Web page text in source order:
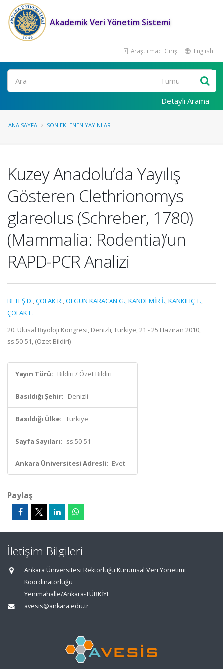
Akademik Veri Yönetim Sistemi
Araştırmacı Girişi English
Ara
Detaylı Arama
ANA SAYFA SON EKLENEN YAYINLAR
Kuzey Anadolu’da Yayılış
Gösteren Clethrionomys
glareolus (Schreber, 1780)
(Mammalia: Rodentia)’un
RAPD-PCR Analizi
BETEŞ D.,ÇOLAK R.,OLGUN KARACAN G.,KANDEMİR İ.,KANKILIÇ T.,
ÇOLAK E.
20. Ulusal Biyoloji Kongresi, Denizli, Türkiye, 21 - 25 Haziran 2010,
ss.50-51, (Özet Bildiri)
Yayın Türü: Bildiri / Özet Bildiri
Basıldığı Şehir: Denizli
Basıldığı Ülke: Türkiye
Sayfa Sayıları: ss.50-51
Ankara Üniversitesi Adresli: Evet
Paylaş
İletişim Bilgileri
Ankara Üniversitesi Rektörlüğü Kurumsal Veri Yönetimi
Koordinatörlüğü
Yenimahalle/Ankara-TÜRKİYE
avesis@ankara.edu.tr